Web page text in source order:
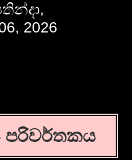
2026
පරිවර්තකය